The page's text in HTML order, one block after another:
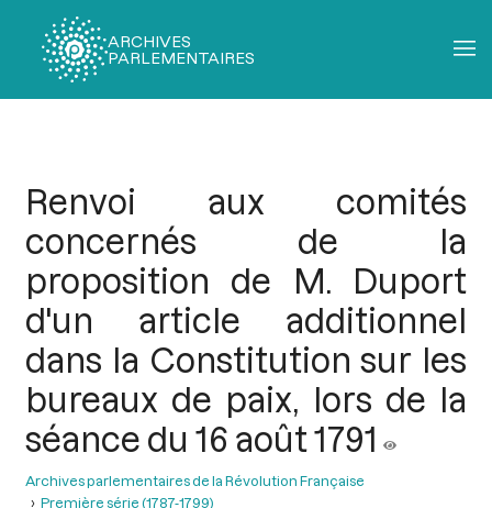
ARCHIVES
PARLEMENTAIRES
Renvoi aux comités
concernés de la
proposition de M. Duport
d'un article additionnel
dans la Constitution sur les
bureaux de paix, lors de la
séance du 16 août 1791
Archives parlementaires de la Révolution Française
Première série (1787-1799)